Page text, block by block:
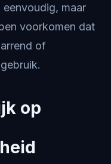
eenvoudig, maar
voorkomen dat
of
op